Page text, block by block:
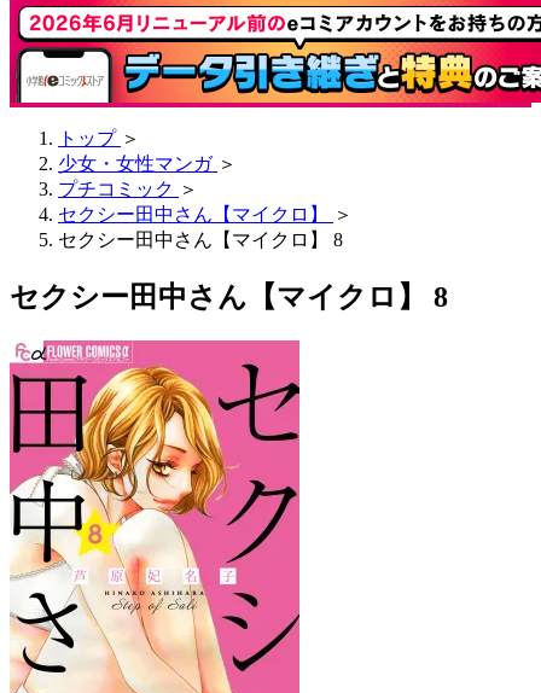
トップ ＞
少女・女性マンガ ＞
プチコミック ＞
セクシー田中さん【マイクロ】
＞
セクシー田中さん【マイクロ】 8
セクシー田中さん【マイクロ】 8